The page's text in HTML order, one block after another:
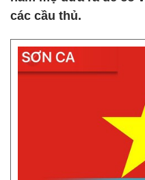
các cầu thủ.